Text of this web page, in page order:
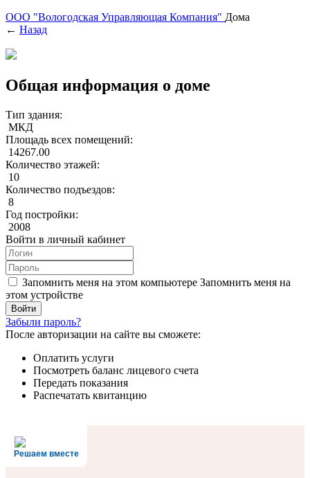
ООО "Вологодская Управляющая Компания" Дома
← Назад
Общая информация о доме
Тип здания:
МКД
Площадь всех помещений:
14267.00
Количество этажей:
10
Количество подъездов:
8
Год постройки:
2008
Войти в личный кабинет
Запомнить меня на этом компьютере Запомнить меня на
этом устройстве
Забыли пароль?
После авторизации на сайте вы сможете:
Оплатить услуги
Посмотреть баланс лицевого счета
Передать показания
Распечатать квитанцию
Решаем вместе